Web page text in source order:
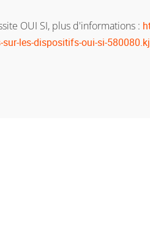
OUI SI, plus d'informations :
les-dispositifs-oui-si-